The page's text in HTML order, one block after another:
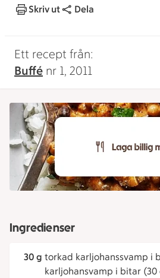
Skriv ut Dela
Ett recept från:
Buffé nr 1, 2011
Ingredienser
30 g torkad karljohanssvamp i
karljohansvamp i bitar